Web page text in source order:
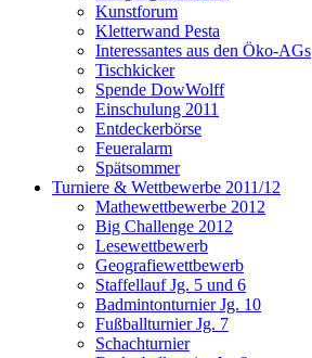
Kunstforum
Kletterwand Pesta
Interessantes aus den Öko-AGs
Tischkicker
Spende DowWolff
Einschulung 2011
Entdeckerbörse
Feueralarm
Spätsommer
Turniere & Wettbewerbe 2011/12
Mathewettbewerbe 2012
Big Challenge 2012
Lesewettbewerb
Geografiewettbewerb
Staffellauf Jg. 5 und 6
Badmintonturnier Jg. 10
Fußballturnier Jg. 7
Schachturnier